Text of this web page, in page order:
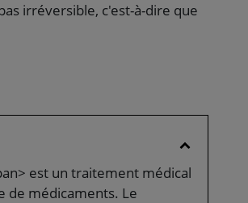
irréversible, c'est-à-dire que
est un traitement médical
de médicaments. Le